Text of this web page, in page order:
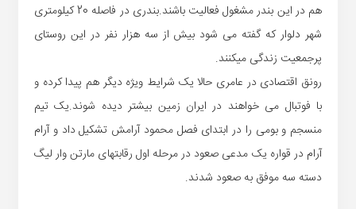
هم در این بندر مشغول فعالیت باشند.بندری در فاصله 20 کیلومتری
شهر دلوار که گفته می شود بیش از سه هزار نفر در این روستای
پرجمعیت زندگی میکنند.
رونق اقتصادی در عامری حالا یک شرایط ویژه دیگر هم پیدا کرده و
با فوتبال می خواهند در ایران زمین بیشتر دیده شوند.یک تیم
منسجم و بومی را در ابتدای فصل محمود آرامش تشکیل داد و آرام
آرام در قواره یک مدعی صعود در مرحله اول رقابتهای مارتن وار لیگ
دسته سه موفق به صعود شدند.